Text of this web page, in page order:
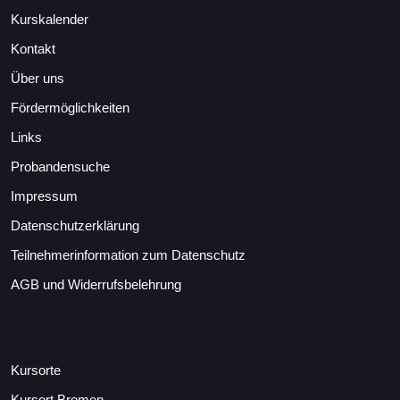
Kurskalender
Kontakt
Über uns
Fördermöglichkeiten
Links
Probandensuche
Impressum
Datenschutzerklärung
Teilnehmerinformation zum Datenschutz
AGB und Widerrufsbelehrung
Kursorte